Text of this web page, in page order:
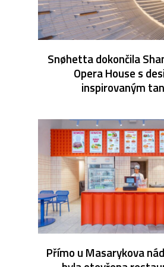
Snøhetta dokončila
Opera House s
inspirovaným
Přímo u Masarykova